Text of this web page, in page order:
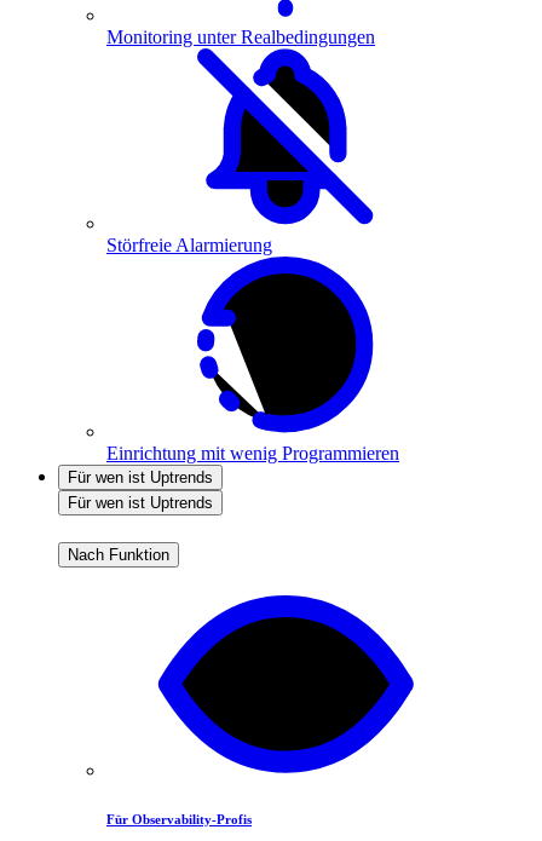
Monitoring unter Realbedingungen
Störfreie Alarmierung
Einrichtung mit wenig Programmieren
Für wen ist Uptrends
Für wen ist Uptrends
Nach Funktion
Für Observability-Profis